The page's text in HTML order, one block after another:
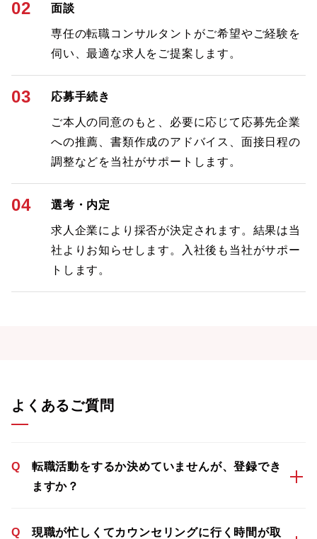
02 面談
専任の転職コンサルタントがご希望やご経験を
伺い、最適な求人をご提案します。
03 応募手続き
ご本人の同意のもと、必要に応じて応募先企業
への推薦、書類作成のアドバイス、面接日程の
調整などを当社がサポートします。
04 選考・内定
求人企業により採否が決定されます。結果は当
社よりお知らせします。入社後も当社がサポー
トします。
よくあるご質問
Q
転職活動をするか決めていませんが、登録でき
ますか？
Q
現職が忙しくてカウンセリングに行く時間が取